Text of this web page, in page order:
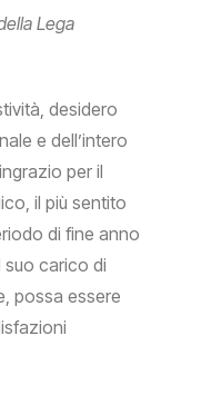
Lega
desidero
e dell’intero
per il
il più sentito
di fine anno
suo carico di
possa essere